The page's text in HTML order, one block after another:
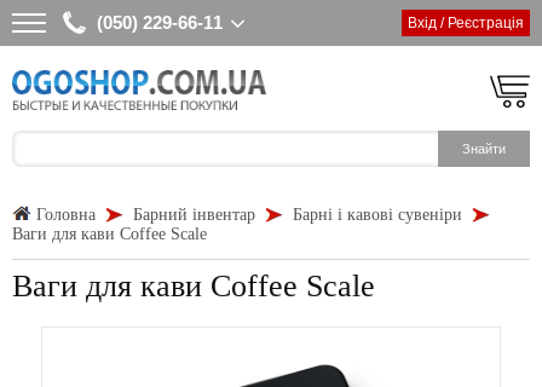
(050) 229-66-11 Вхід / Реєстрація
Головна Барний інвентар
Барні і кавові сувеніри
Ваги для кави Coffee Scale
Ваги для кави Coffee Scale